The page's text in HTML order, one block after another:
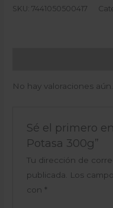
SKU:7441050500417
No hay valoraciones aún.
Sé el primero
Potasa 300g”
Tu dirección de
publicada.
Los
con *